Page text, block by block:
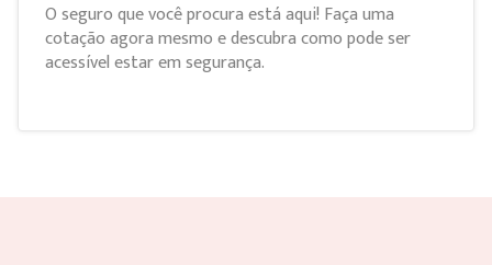
O seguro que você procura está aqui! Faça uma
cotação agora mesmo e descubra como pode ser
acessível estar em segurança.